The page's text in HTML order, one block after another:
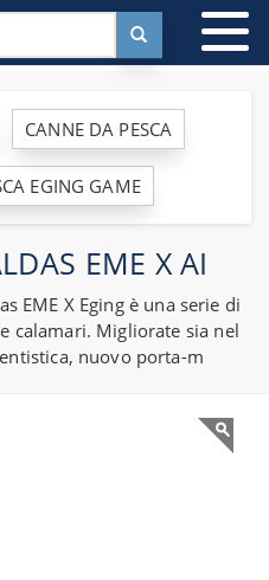
CANNE DA PESCA
EGING GAME
EME X AI
EME X Eging è una serie di
calamari. Migliorate sia nel
nuovo porta-m